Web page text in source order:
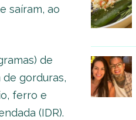
saíram, ao
de
gorduras,
ferro e
(IDR).